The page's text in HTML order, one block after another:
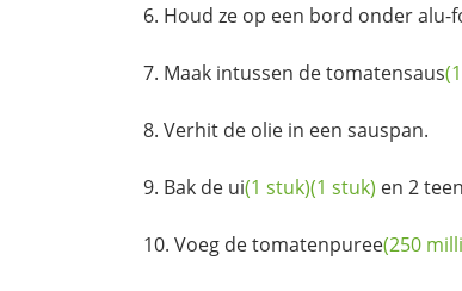
Houd ze op een bord onder alu-
Maak intussen detomatensaus
Verhit de olie in een sauspan.
Bak de ui(1 stuk)(1 stuk) en 2
Voeg detomatenpuree(250